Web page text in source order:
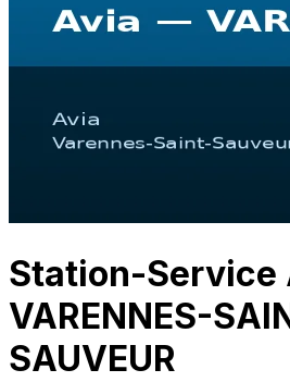
Station-
VARENNES-
SAUVEUR